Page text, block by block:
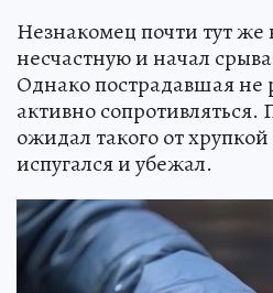
Незнакомец почти тут же
несчастную и начал
Однако пострадавшая не
активно сопротивляться.
ожидал такого от
испугался и убежал.